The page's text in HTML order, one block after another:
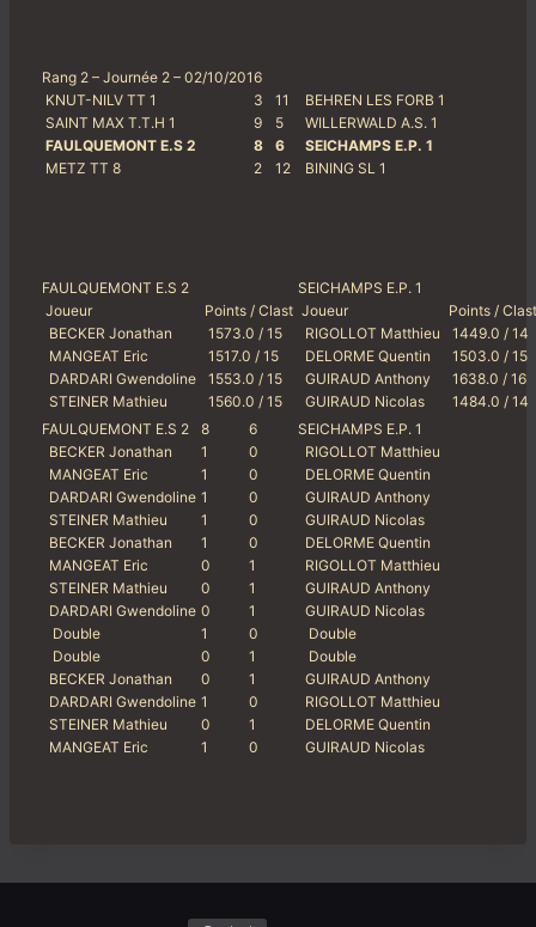
Rang 2 – Journée 2 – 02/10/2016
KNUT-NILV TT 1
3 11
BEHREN LES FORB 1
SAINT MAX T.T.H 1
9 5
WILLERWALD A.S. 1
FAULQUEMONT E.S 2
8 6
SEICHAMPS E.P. 1
METZ TT 8
2 12 BINING SL 1
FAULQUEMONT E.S 2
SEICHAMPS E.P. 1
Joueur
Points / Clast Joueur
Points / Clast
BECKER Jonathan
1573.0 / 15 RIGOLLOT Matthieu
1449.0 / 14
MANGEAT Eric
1517.0 / 15 DELORME Quentin
1503.0 / 15
DARDARI Gwendoline
1553.0 / 15 GUIRAUD Anthony
1638.0 / 16
STEINER Mathieu
1560.0 / 15 GUIRAUD Nicolas
1484.0 / 14
FAULQUEMONT E.S 2
8 6
SEICHAMPS E.P. 1
BECKER Jonathan
1 0
RIGOLLOT Matthieu
MANGEAT Eric
1 0
DELORME Quentin
DARDARI Gwendoline 1 0
GUIRAUD Anthony
STEINER Mathieu
1 0
GUIRAUD Nicolas
BECKER Jonathan
1 0
DELORME Quentin
MANGEAT Eric
0 1
RIGOLLOT Matthieu
STEINER Mathieu
0 1
GUIRAUD Anthony
DARDARI Gwendoline 0 1
GUIRAUD Nicolas
Double
1 0
Double
Double
0 1
Double
BECKER Jonathan
0 1
GUIRAUD Anthony
DARDARI Gwendoline 1 0
RIGOLLOT Matthieu
STEINER Mathieu
0 1
DELORME Quentin
MANGEAT Eric
1 0 GUIRAUD Nicolas